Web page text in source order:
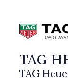
TAG
TAG